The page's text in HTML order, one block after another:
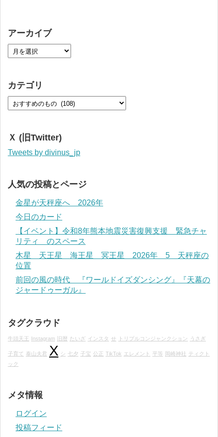
アーカイブ
カテゴリ
Ｘ (旧Twitter)
Tweets by divinus_jp
人気の投稿とページ
金星が天秤座へ 2026年
今日のカード
【イベント】令和8年熊本地震災害復興支援 緊急チャ
リティ のスペース
木星 天王星 海王星 冥王星 2026年 5 天秤座の
位置
前回の風の時代 『ワールドイズダンシング』『天幕の
ジャードゥーガル』
タグクラウド
牛頭天王 Instagram 旧暦 たいざ インスタ せ トリプルコンジャンクション うさぎ
子育て 泰山夫君 X シ 七夕 子宝 公正 TikTok エレメント 平等 岡崎神社
ティクト
ック
メタ情報
ログイン
投稿フィード